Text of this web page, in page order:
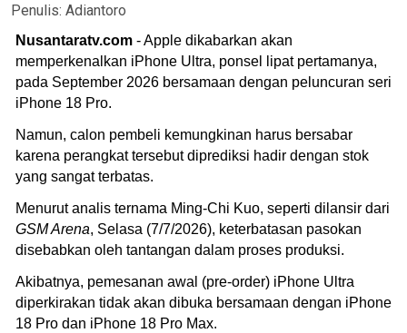
Penulis: Adiantoro
Nusantaratv.com - Apple dikabarkan akan
memperkenalkan iPhone Ultra, ponsel lipat pertamanya,
pada September 2026 bersamaan dengan peluncuran seri
iPhone 18 Pro.
Namun, calon pembeli kemungkinan harus bersabar
karena perangkat tersebut diprediksi hadir dengan stok
yang sangat terbatas.
Menurut analis ternama Ming-Chi Kuo, seperti dilansir dari
GSM Arena, Selasa (7/7/2026), keterbatasan pasokan
disebabkan oleh tantangan dalam proses produksi.
Akibatnya, pemesanan awal (pre-order) iPhone Ultra
diperkirakan tidak akan dibuka bersamaan dengan iPhone
18 Pro dan iPhone 18 Pro Max.